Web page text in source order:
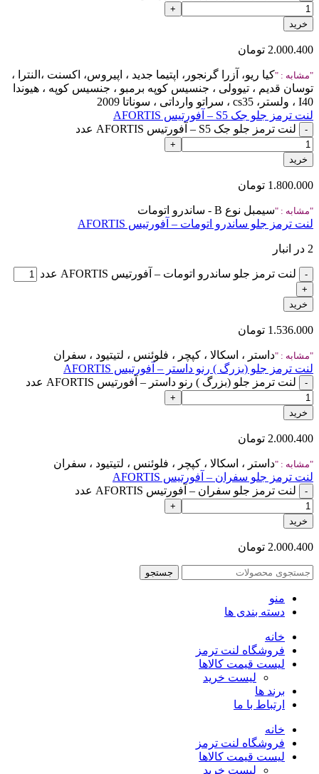
خرید
2.000.400 تومان
مشابه : کیا ریو، آزرا گرنجور، اپتیما جدید ، اپیروس، اکسنت ،النترا ،
توسان قدیم ، تیوولی ، جنسیس کوپه برمبو ، جنسیس کوپه ، هیوندا
I40 ، ولستر، cs35 ، سراتو وارداتی ، سوناتا 2009
لنت ترمز جلو جک S5 – آفورتیس AFORTIS
لنت ترمز جلو جک S5 – آفورتیس AFORTIS عدد
خرید
1.800.000 تومان
مشابه :
سیمبل نوع B - ساندرو اتومات
لنت ترمز جلو ساندرو اتومات – آفورتیس AFORTIS
2 در انبار
لنت ترمز جلو ساندرو اتومات – آفورتیس AFORTIS عدد
خرید
1.536.000 تومان
مشابه : داستر ، اسکالا ، کپچر ، فلوئنس ، لتیتیود ، سفران
لنت ترمز جلو (بزرگ ) رنو داستر – آفورتیس AFORTIS
لنت ترمز جلو (بزرگ ) رنو داستر – آفورتیس AFORTIS عدد
خرید
2.000.400 تومان
مشابه : داستر ، اسکالا ، کپچر ، فلوئنس ، لتیتیود ، سفران
لنت ترمز جلو سفران – آفورتیس AFORTIS
لنت ترمز جلو سفران – آفورتیس AFORTIS عدد
خرید
2.000.400 تومان
جستجو
منو
دسته بندی ها
خانه
فروشگاه لنت ترمز
لیست قیمت کالاها
لیست خرید
برند ها
ارتباط با ما
خانه
فروشگاه لنت ترمز
لیست قیمت کالاها
لیست خرید